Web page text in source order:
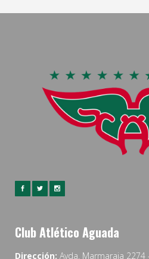
Club Atlético Aguada
Dirección: Avda. Marmaraja